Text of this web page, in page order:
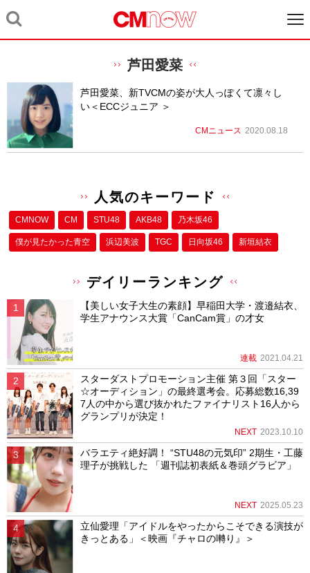
芦田愛菜
芦田愛菜、新TVCMの姿が大人っぽくて凛々し
い＜ECCジュニア ＞
CMニュース 2020.08.18
人気のキーワード
CMNOW CM STU48 AKB48 乃木坂46
僕が⾒たかった⻘空 浜辺美波 TGC 日向坂46 新垣結衣
デイリーランキング
【美しい女子大生の素顔】早稲田大学・渡邉結衣、
学生アナウンス大賞「CanCam賞」の才女
連載 2021.04.21
スターダストプロモーション主催 第３回「スター
☆オーディション」の最終選考会。応募総数16,39
7人の中から選び抜かれたファイナリスト16人から
グランプリが決定！
NEXT 2023.10.10
バラエティ絶好調！ “STU48の元気印” 2期生・工藤
理子が挑戦した 「週刊誌初表紙＆巻頭グラビア」
NEXT 2025.05.23
立仙愛理「アイドルをやったからこそできる演技が
きっとある」＜映画『チャロの囀り』＞